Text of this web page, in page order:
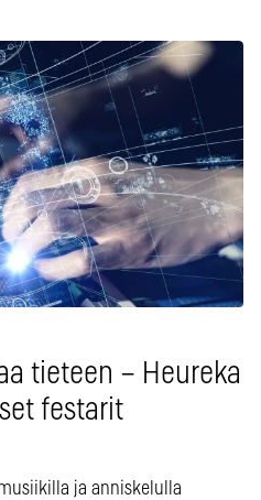
tieteen – Heureka
festarit
ja anniskelulla